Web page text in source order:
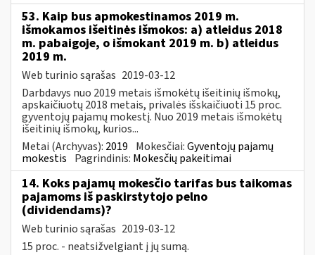
53. Kaip bus apmokestinamos 2019 m.
išmokamos išeitinės išmokos: a) atleidus 2018
m. pabaigoje, o išmokant 2019 m. b) atleidus
2019 m.
Web turinio sąrašas 2019-03-12
Darbdavys nuo 2019 metais išmokėtų išeitinių išmokų,
apskaičiuotų 2018 metais, privalės išskaičiuoti 15 proc.
gyventojų pajamų mokestį. Nuo 2019 metais išmokėtų
išeitinių išmokų, kurios...
Metai (Archyvas): 2019 Mokesčiai:Gyventojų pajamų
mokestis Pagrindinis: Mokesčių pakeitimai
14. Koks pajamų mokesčio tarifas bus taikomas
pajamoms iš paskirstytojo pelno
(dividendams)?
Web turinio sąrašas 2019-03-12
15 proc. - neatsižvelgiant į jų sumą.